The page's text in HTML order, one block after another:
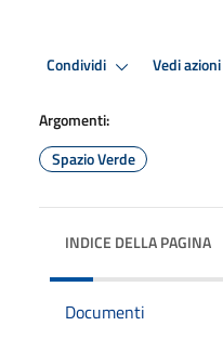
Condividi Vedi azioni
Argomenti:
Spazio Verde
INDICE DELLA PAGINA
Documenti